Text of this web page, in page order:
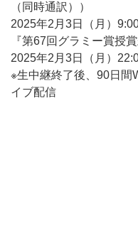
（同時通訳））
2025年2月3日（月）
『第67回グラミー賞授
2025年2月3日（月）
※生中継終了後、90日間
イブ配信